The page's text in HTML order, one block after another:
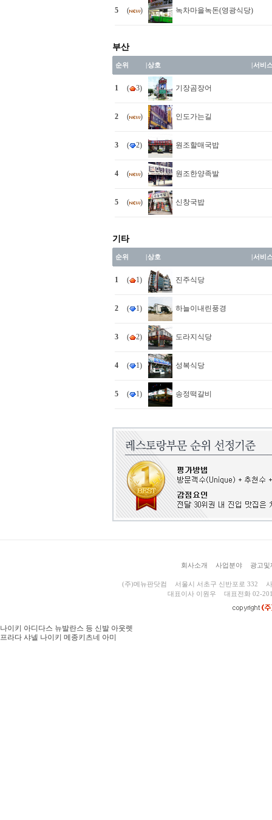
5 ( ) 녹차마을녹돈(영광식당)
부산
순위 |상호 |서비
1 ( 3) 기장곰장어
2 ( ) 인도가는길
3 ( 2) 원조할매국밥
4 ( ) 원조한양족발
5 ( ) 신창국밥
기타
순위 |상호 |서비
1 ( 1) 진주식당
2 ( 1) 하늘이내린풍경
3 ( 2) 도라지식당
4 ( 1) 성복식당
5 ( 1) 송정떡갈비
회사소개 사업분야 광고및
(주)메뉴판닷컴 서울시 서초구 신반포로 332
대표이사 이원우
대표전화 02-
나이키 아디다스 뉴발란스 등 신발 아웃렛
프라다 샤넬 나이키 메종키츠네 아미